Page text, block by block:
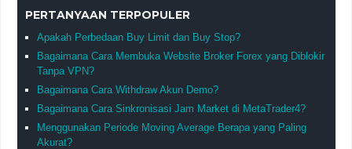
PERTANYAAN TERPOPULER
Apakah Perbedaan Buy Limit dan Buy Stop?
Bagaimana Cara Membuka Website Broker Forex yang Diblokir
Tanpa VPN?
Bagaimana Cara Withdraw Akun Demo?
Bagaimana Cara Sinkronisasi Jam Market di MetaTrader4?
Menggunakan Periode Moving Average Berapa yang Paling
Akurat?